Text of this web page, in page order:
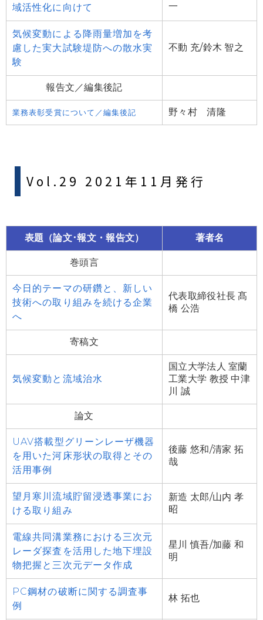
域活性化に向けて
一
気候変動による降雨量増加を考
慮した実大試験堤防への散水実
験
不動 充/鈴木 智之
報告文／編集後記
業務表彰受賞について／編集後記 野々村 清隆
Vol.29 2021年11月発行
表題（論文･報文・報告文） 著者名
巻頭言
今日的テーマの研鑽と、新しい
技術への取り組みを続ける企業
へ
代表取締役社長 髙
橋 公浩
寄稿文
気候変動と流域治水
国立大学法人 室蘭
工業大学 教授 中津
川 誠
論文
UAV搭載型グリーンレーザ機器
を用いた河床形状の取得とその
活用事例
後藤 悠和/清家 拓
哉
望月寒川流域貯留浸透事業にお
ける取り組み
新造 太郎/山内 孝
昭
電線共同溝業務における三次元
レーダ探査を活用した地下埋設
物把握と三次元データ作成
星川 慎吾/加藤 和
明
PC鋼材の破断に関する調査事
例
林 拓也